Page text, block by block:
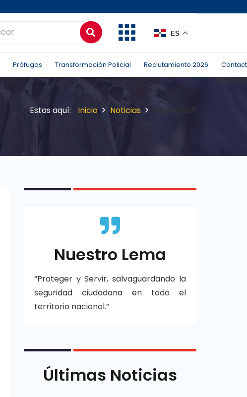
ES
Prófugos Transformación Policial Reclutamiento 2026
Inicio Noticias Página 805
Nuestro Lema
“Proteger y Servir, salvaguardando la
seguridad ciudadana en todo el
territorio nacional.”
Últimas Noticias